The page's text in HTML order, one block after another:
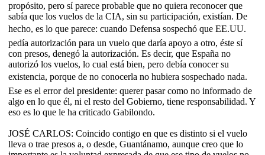
propósito, pero sí parece probable que no quiera reconocer que
sabía que los vuelos de la CIA, sin su participación, existían. De
hecho, es lo que parece: cuando Defensa sospechó que EE.UU.
pedía autorización para un vuelo que daría apoyo a otro, éste sí
con presos, denegó la autorización. Es decir, que España no
autorizó los vuelos, lo cual está bien, pero debía conocer su
existencia, porque de no conocerla no hubiera sospechado nada.
Ese es el error del presidente: querer pasar como no informado de
algo en lo que él, ni el resto del Gobierno, tiene responsabilidad. Y
eso es lo que le ha criticado Gabilondo.
JOSÉ CARLOS: Coincido contigo en que es distinto si el vuelo
lleva o trae presos a, o desde, Guantánamo, aunque creo que lo